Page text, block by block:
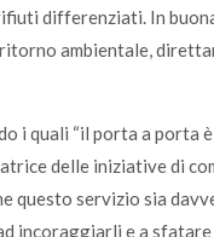
differenziati. In
ambientale,
i quali “il porta a porta
delle iniziative di
questo servizio sia
incoraggiarli e a